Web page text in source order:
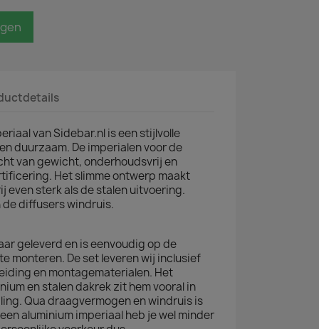
van Sidebar.nl is een stijlvolle
duurzaam. De imperialen voor de
van gewicht, onderhoudsvrij en
Het slimme ontwerp maakt
even sterk als de stalen uitvoering.
de diffusers windruis.
geleverd en is eenvoudig op de
monteren. De set leveren wij inclusief
en montagematerialen. Het
en stalen dakrek zit hem vooral in
Qua draagvermogen en windruis is
aluminium imperiaal heb je wel minder